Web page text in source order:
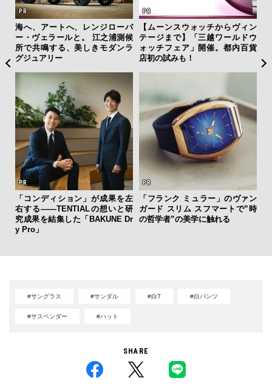
海へ、アートへ、レンジローバ
ー・ヴェラールと。 江之浦測候
所で共鳴する、美しきモダンラ
グジュアリー
【ムーンスウォッチからヴィン
テージまで】「三越ワールドウ
ォッチフェア」開催。都内百貨
店初の試みも！
「コンディション」が成果を左
右する——TENTIALの想いと研
究成果を結集した「BAKUNE Dr
y Pro」
「フランク ミュラー」のヴァン
ガード スリム スフマートで”時
の哲学者”の美学に触れる
本質
#サングラス #サンダル #白T #白パンツ
#サスペンダー #ハット
SHARE